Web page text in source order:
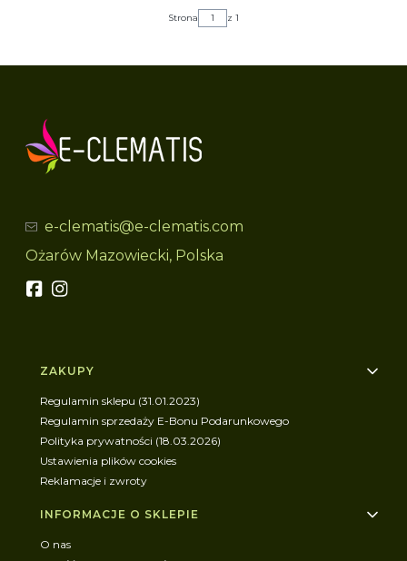
Strona z 1
e-clematis@e-clematis.com
Ożarów Mazowiecki, Polska
Linki w stopce
ZAKUPY
Regulamin sklepu (31.01.2023)
Regulamin sprzedaży E-Bonu Podarunkowego
Polityka prywatności (18.03.2026)
Ustawienia plików cookies
Reklamacje i zwroty
INFORMACJE O SKLEPIE
O nas